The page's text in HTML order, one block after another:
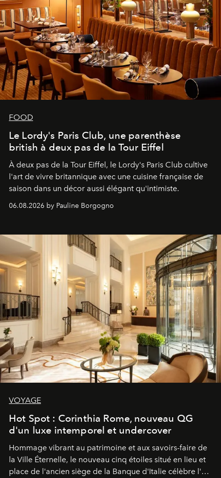
FOOD
Le Lordy's Paris Club, une parenthèse
british à deux pas de la Tour Eiffel
À deux pas de la Tour Eiffel, le Lordy's Paris Club cultive
l'art de vivre britannique avec une cuisine française de
saison dans un décor aussi élégant qu'intimiste.
06.08.2026 by Pauline Borgogno
VOYAGE
Hot Spot : Corinthia Rome, nouveau QG
d'un luxe intemporel et undercover
Hommage vibrant au patrimoine et aux savoirs-faire de
la Ville Éternelle, le nouveau cinq étoiles situé en lieu et
place de l'ancien siège de la Banque d'Italie célèbre l'art